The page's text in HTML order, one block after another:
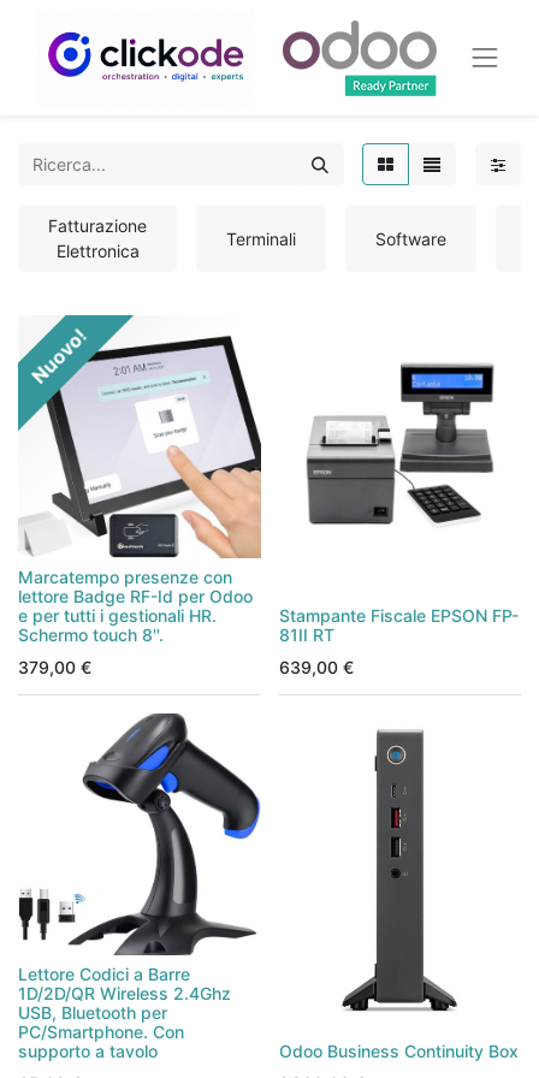
Fatturazione
Elettronica
Terminali Software
Nuovo!
Marcatempo presenze con
lettore Badge RF-Id per Odoo
e per tutti i gestionali HR.
Schermo touch 8''.
379,00 €
Stampante Fiscale EPSON FP-
81II RT
639,00€
Lettore Codici a Barre
1D/2D/QR Wireless 2.4Ghz
USB, Bluetooth per
PC/Smartphone. Con
supporto a tavolo
Odoo Business Continuity Box